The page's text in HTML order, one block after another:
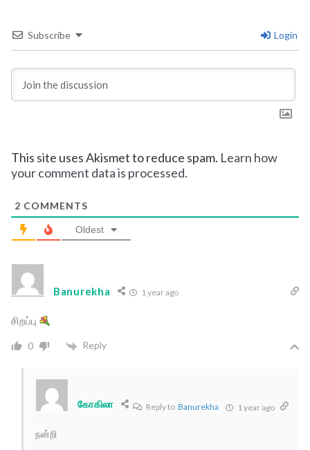
Subscribe Login
This site uses Akismet to reduce spam. Learn how
your comment data is processed.
2 COMMENTS
Oldest
Banurekha 1 year ago
சிறப்பு
0 Reply
கோகிலா Reply toBanurekha 1 year ago
நன்றி